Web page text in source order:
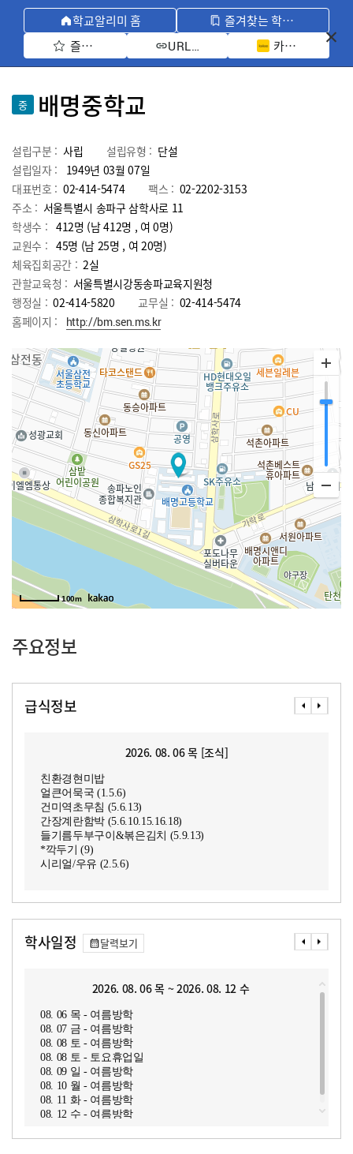
학교알리미 홈
즐겨찾는 학교 모아보기
즐겨찾기 선택
URL 복사 카카오톡 공유
중 배명중학교
설립구분 : 사립 설립유형 : 단설
설립일자 :
1949년 03월 07일
대표번호 : 02-414-5474 팩스 : 02-2202-3153
주소 : 서울특별시 송파구 삼학사로 11
학생수 : 412명 (남 412명 , 여 0명)
교원수 : 45명 (남 25명 , 여 20명)
체육집회공간 : 2실
관할교육청 : 서울특별시강동송파교육지원청
행정실 : 02-414-5820 교무실 : 02-414-5474
홈페이지 :
http://bm.sen.ms.kr
100m
주요정보
급식정보
2026. 08. 06 목 [조식]
친환경현미밥
얼큰어묵국 (1.5.6)
건미역초무침 (5.6.13)
간장계란함박 (5.6.10.15.16.18)
들기름두부구이&볶은김치 (5.9.13)
*깍두기 (9)
시리얼/우유 (2.5.6)
학사일정 달력보기
2026. 08. 06 목 ~ 2026. 08. 12 수
08. 06 목 - 여름방학
08. 07 금 - 여름방학
08. 08 토 - 여름방학
08. 08 토 - 토요휴업일
08. 09 일 - 여름방학
08. 10 월 - 여름방학
08. 11 화 - 여름방학
08. 12 수 - 여름방학